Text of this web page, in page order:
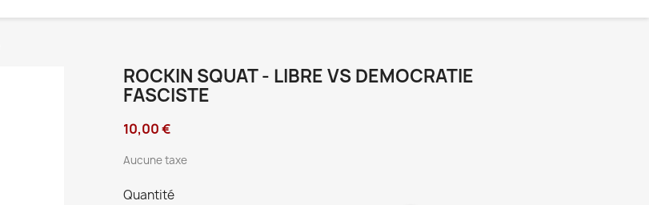
ROCKIN SQUAT - LIBRE VS DEMOCRATIE
FASCISTE
10,00 €
Aucune taxe
Quantité